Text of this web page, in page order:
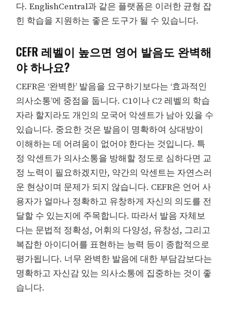
다. EnglishCentral과 같은 플랫폼은 이러한 균형 잡
힌 학습을 지원하는 좋은 도구가 될 수 있습니다.
CEFR 레벨이 높으면 영어 발음도 완벽해
야 하나요?
CEFR은 ‘완벽한’ 발음을 요구하기보다는 ‘효과적인
의사소통’에 중점을 둡니다. C1이나 C2 레벨의 학습
자라 할지라도 개인의 모국어 악센트가 남아 있을 수
있습니다. 중요한 것은 발음이 명확하여 상대방이
이해하는 데 어려움이 없어야 한다는 것입니다. 특
정 악센트가 의사소통을 방해할 정도로 심하다면 교
정 노력이 필요하겠지만, 약간의 악센트는 자연스러
운 현상이며 문제가 되지 않습니다. CEFR은 언어 사
용자가 얼마나 정확하고 유창하게 자신의 의도를 전
달할 수 있는지에 주목합니다. 따라서 발음 자체보
다는 문법적 정확성, 어휘의 다양성, 유창성, 그리고
복잡한 아이디어를 표현하는 능력 등이 종합적으로
평가됩니다. 너무 완벽한 발음에 대한 부담감보다는
명확하고 자신감 있는 의사소통에 집중하는 것이 좋
습니다.